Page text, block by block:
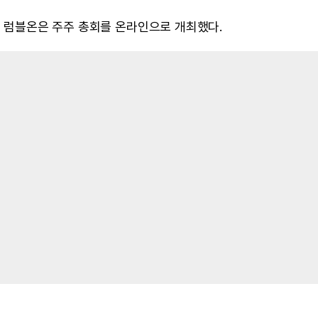
블온은 주주 총회를 온라인으로 개최했다.